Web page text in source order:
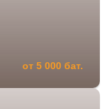
от 5 000 бат.